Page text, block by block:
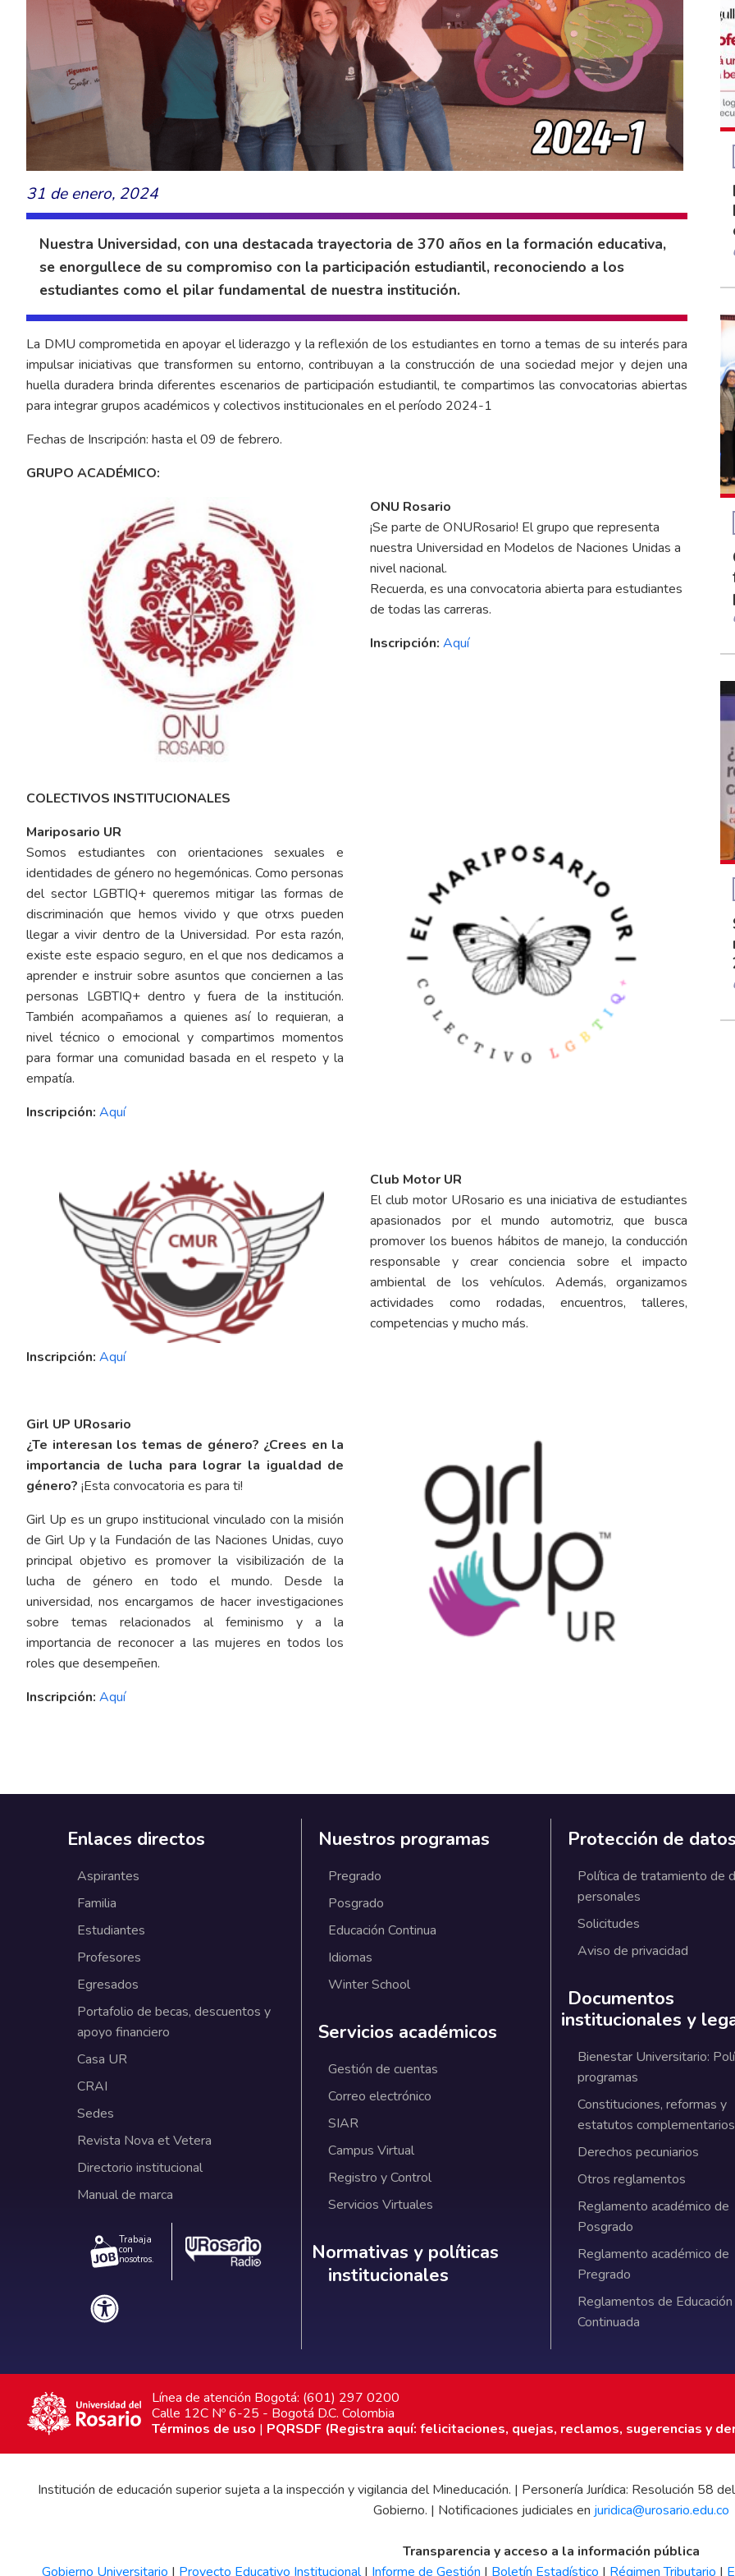
31 de enero, 2024
Nuestra Universidad, con una destacada trayectoria de 370 años en la formación educativa,
se enorgullece de su compromiso con la participación estudiantil, reconociendo a los
estudiantes como el pilar fundamental de nuestra institución.
La DMU comprometida en apoyar el liderazgo y la reflexión de los estudiantes en torno a temas de su interés para
impulsar iniciativas que transformen su entorno, contribuyan a la construcción de una sociedad mejor y dejen una
huella duradera brinda diferentes escenarios de participación estudiantil, te compartimos las convocatorias abiertas
para integrar grupos académicos y colectivos institucionales en el período 2024-1
Fechas de Inscripción: hasta el 09 de febrero.
GRUPO ACADÉMICO:
ONU Rosario
¡Se parte de ONURosario! El grupo que representa
nuestra Universidad en Modelos de Naciones Unidas a
nivel nacional.
Recuerda, es una convocatoria abierta para estudiantes
de todas las carreras.
Inscripción:Aquí
COLECTIVOS INSTITUCIONALES
Mariposario UR
Somos estudiantes con orientaciones sexuales e
identidades de género no hegemónicas. Como personas
del sector LGBTIQ+ queremos mitigar las formas de
discriminación que hemos vivido y que otrxs pueden
llegar a vivir dentro de la Universidad. Por esta razón,
existe este espacio seguro, en el que nos dedicamos a
aprender e instruir sobre asuntos que conciernen a las
personas LGBTIQ+ dentro y fuera de la institución.
También acompañamos a quienes así lo requieran, a
nivel técnico o emocional y compartimos momentos
para formar una comunidad basada en el respeto y la
empatía.
Inscripción: Aquí
Club Motor UR
El club motor URosario es una iniciativa de estudiantes
apasionados por el mundo automotriz, que busca
promover los buenos hábitos de manejo, la conducción
responsable y crear conciencia sobre el impacto
ambiental de los vehículos. Además, organizamos
actividades como rodadas, encuentros, talleres,
competencias y mucho más.
Inscripción: Aquí
Girl UP URosario
¿Te interesan los temas de género? ¿Crees en la
importancia de lucha para lograr la igualdad de
género? ¡Esta convocatoria es para ti!
Girl Up es un grupo institucional vinculado con la misión
de Girl Up y la Fundación de las Naciones Unidas, cuyo
principal objetivo es promover la visibilización de la
lucha de género en todo el mundo. Desde la
universidad, nos encargamos de hacer investigaciones
sobre temas relacionados al feminismo y a la
importancia de reconocer a las mujeres en todos los
roles que desempeñen.
Inscripción: Aquí
Enlaces directos
Aspirantes
Familia
Estudiantes
Profesores
Egresados
Portafolio de becas, descuentos y
apoyo financiero
Casa UR
CRAI
Sedes
Revista Nova et Vetera
Directorio institucional
Manual de marca
Trabaja
con
nosotros.
Nuestros programas
Pregrado
Posgrado
Educación Continua
Idiomas
Winter School
Servicios académicos
Gestión de cuentas
Correo electrónico
SIAR
Campus Virtual
Registro y Control
Servicios Virtuales
Normativas y políticas institucionales
Normativas y políticas
institucionales
Protección de
Política de tratamiento de
personales
Solicitudes
Aviso de privacidad
Documentos
institucionales y
Bienestar Universitario:
programas
Constituciones, reformas y
estatutos complementarios
Derechos pecuniarios
Otros reglamentos
Reglamento académico de
Posgrado
Reglamento académico de
Pregrado
Reglamentos de Educación
Continuada
Línea de atención Bogotá: (601) 297 0200
Calle 12C Nº 6-25 - Bogotá D.C. Colombia
Términos de uso | PQRSDF (Registra aquí: felicitaciones, quejas, reclamos, sugerencias y
Institución de educación superior sujeta a la inspección y vigilancia del Mineducación. | Personería Jurídica: Resolución
Gobierno. | Notificaciones judiciales en juridica@urosario.edu.co
Transparencia y acceso a la información pública
Gobierno Universitario | Proyecto Educativo Institucional| Informe de Gestión | Boletín Estadístico | Régimen Tributario |